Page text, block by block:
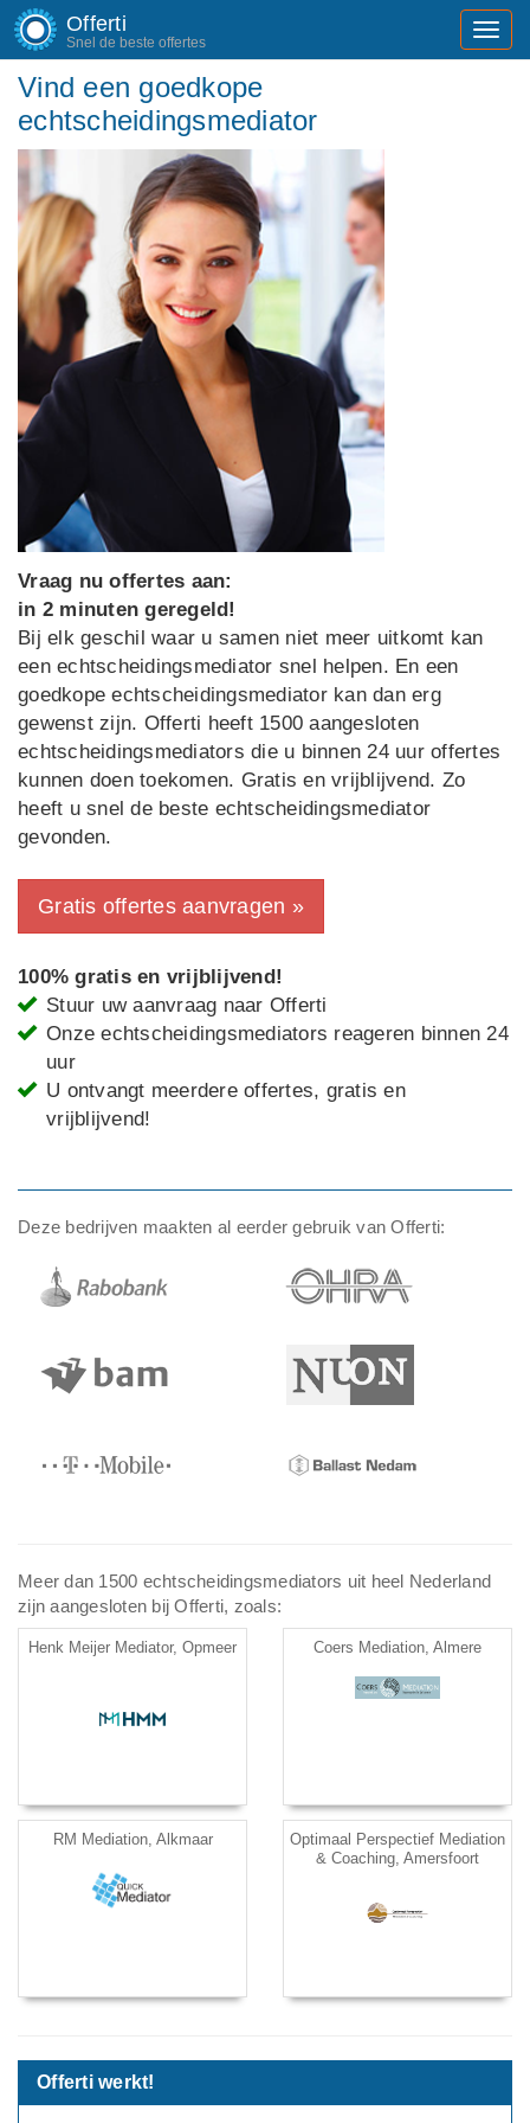
Offerti
Snel de beste offertes
Vind een goedkope
echtscheidingsmediator
Vraag nu offertes aan:
in 2 minuten geregeld!
Bij elk geschil waar u samen niet meer uitkomt kan
een echtscheidingsmediator snel helpen. En een
goedkope echtscheidingsmediator kan dan erg
gewenst zijn. Offerti heeft 1500 aangesloten
echtscheidingsmediators die u binnen 24 uur offertes
kunnen doen toekomen. Gratis en vrijblijvend. Zo
heeft u snel de beste echtscheidingsmediator
gevonden.
Gratis offertes aanvragen »
100% gratis en vrijblijvend!
Stuur uw aanvraag naar Offerti
Onze echtscheidingsmediators reageren binnen 24
uur
U ontvangt meerdere offertes, gratis en
vrijblijvend!
Deze bedrijven maakten al eerder gebruik van Offerti:
Meer dan 1500 echtscheidingsmediators uit heel Nederland
zijn aangesloten bij Offerti, zoals:
Henk Meijer Mediator, Opmeer Coers Mediation, Almere
RM Mediation, Alkmaar
Optimaal Perspectief Mediation
& Coaching, Amersfoort
Offerti werkt!